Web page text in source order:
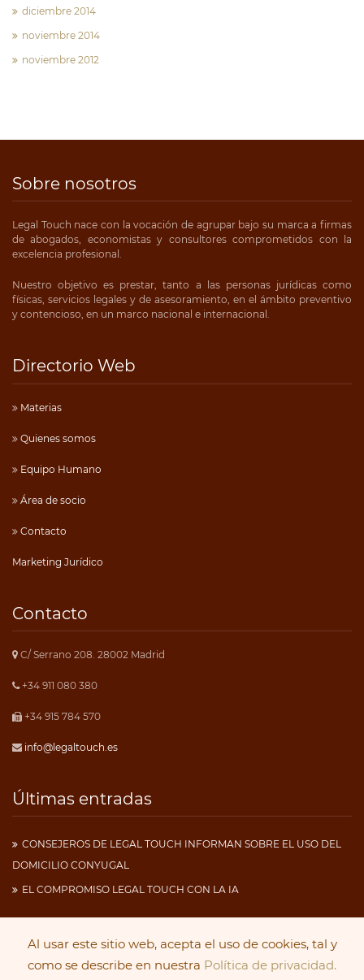
Al usar este sitio web, acepta el uso de cookies, tal y
como se describe en nuestra Política de privacidad.
diciembre 2014
noviembre 2014
noviembre 2012
Sobre nosotros
Legal Touch nace con la vocación de agrupar bajo su marca a firmas
de abogados, economistas y consultores comprometidos con la
excelencia profesional.
Nuestro objetivo es prestar, tanto a las personas jurídicas como
físicas, servicios legales y de asesoramiento, en el ámbito preventivo
y contencioso, en un marco nacional e internacional.
Directorio Web
Materias
Quienes somos
Equipo Humano
Área de socio
Contacto
Marketing Jurídico
Contacto
C/ Serrano 208. 28002 Madrid
+34 911 080 380
+34 915 784 570
info@legaltouch.es
Últimas entradas
CONSEJEROS DE LEGAL TOUCH INFORMAN SOBRE EL USO DEL
DOMICILIO CONYUGAL
EL COMPROMISO LEGAL TOUCH CON LA IA
Copyright 2019 Legal Touch. Todos los derechos